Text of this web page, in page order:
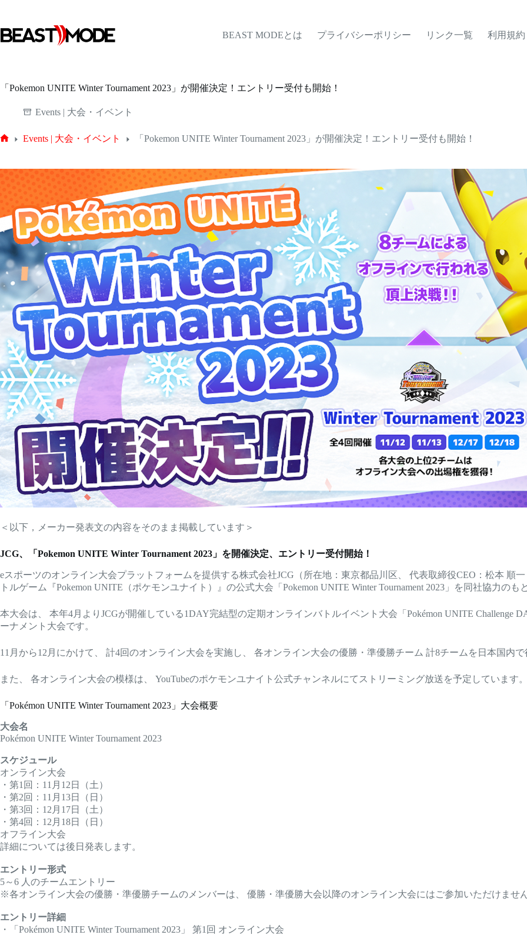
テ
ン
キ
BEAST MODEとは プライバシーポリシー リンク一覧 利用規約
「Pokemon UNITE Winter Tournament 2023」が開催決定！エントリー受付も開始！
Events | 大会・イベント
ム
Events | 大会・イベント 「Pokemon UNITE Winter Tournament 2023」が開催決定！エントリー受付も開始！
＜以下，メーカー発表文の内容をそのまま掲載しています＞
JCG、「Pokemon UNITE Winter Tournament 2023」を開催決定、エントリー受付開始！
eスポーツのオンライン大会プラットフォームを提供する株式会社JCG（所在地：東京都品川区、 代表取締役CEO：松本 順
トルゲーム『Pokemon UNITE（ポケモンユナイト）』の公式大会「Pokemon UNITE Winter Tournament 2023」を同社協力のも
本大会は、 本年4月よりJCGが開催している1DAY完結型の定期オンラインバトルイベント大会「Pokémon UNITE Challenge
ーナメント大会です。
11月から12月にかけて、 計4回のオンライン大会を実施し、 各オンライン大会の優勝・準優勝チーム 計8チームを日本国内
また、 各オンライン大会の模様は、 YouTubeのポケモンユナイト公式チャンネルにてストリーミング放送を予定しています
「Pokémon UNITE Winter Tournament 2023」大会概要
大会名
Pokémon UNITE Winter Tournament 2023
スケジュール
オンライン大会
・第1回：11月12日（土）
・第2回：11月13日（日）
・第3回：12月17日（土）
・第4回：12月18日（日）
オフライン大会
詳細については後日発表します。
エントリー形式
5～6 人のチームエントリー
※各オンライン大会の優勝・準優勝チームのメンバーは、 優勝・準優勝大会以降のオンライン大会にはご参加いただけませ
エントリー詳細
・「Pokémon UNITE Winter Tournament 2023」 第1回 オンライン大会